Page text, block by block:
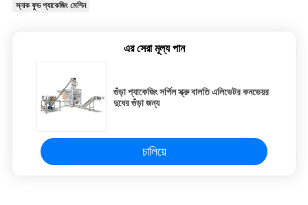
স্নাক ফুড প্যাকেজিং মেশিন
এর সেরা মূল্য পান
গুঁড়া প্যাকেজিং সর্পিল স্ক্রু বালতি এলিভেটর কনভেয়র
দুধের গুঁড়া জন্য
চালিয়ে